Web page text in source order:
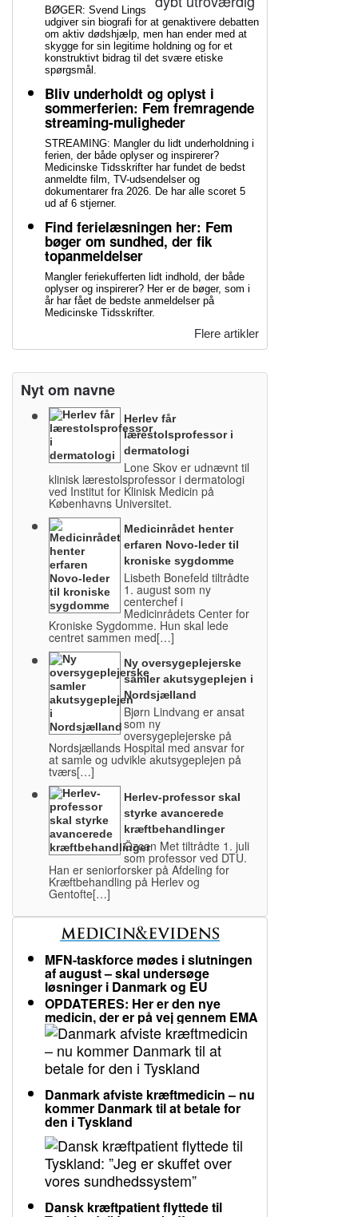
BØGER: Svend Lings
udgiver sin biografi for at genaktivere debatten
om aktiv dødshjælp, men han ender med at
skygge for sin legitime holdning og for et
konstruktivt bidrag til det svære etiske
spørgsmål.
Bliv underholdt og oplyst i
sommerferien: Fem fremragende
streaming-muligheder
STREAMING: Mangler du lidt underholdning i
ferien, der både oplyser og inspirerer?
Medicinske Tidsskrifter har fundet de bedst
anmeldte film, TV-udsendelser og
dokumentarer fra 2026. De har alle scoret 5
ud af 6 stjerner.
Find ferielæsningen her: Fem
bøger om sundhed, der fik
topanmeldelser
Mangler feriekufferten lidt indhold, der både
oplyser og inspirerer? Her er de bøger, som i
år har fået de bedste anmeldelser på
Medicinske Tidsskrifter.
Flere artikler
Nyt om navne
Herlev får
lærestolsprofessor i
dermatologi
Lone Skov er udnævnt til
klinisk lærestolsprofessor i dermatologi
ved Institut for Klinisk Medicin på
Københavns Universitet.
Medicinrådet henter
erfaren Novo-leder til
kroniske sygdomme
Lisbeth Bonefeld tiltrådte
1. august som ny
centerchef i
Medicinrådets Center for
Kroniske Sygdomme. Hun skal lede
centret sammen med[…]
Ny oversygeplejerske
samler akutsygeplejen i
Nordsjælland
Bjørn Lindvang er ansat
som ny
oversygeplejerske på
Nordsjællands Hospital med ansvar for
at samle og udvikle akutsygeplejen på
tværs[…]
Herlev-professor skal
styrke avancerede
kræftbehandlinger
Özcan Met tiltrådte 1. juli
som professor ved DTU.
Han er seniorforsker på Afdeling for
Kræftbehandling på Herlev og
Gentofte[…]
MFN-taskforce mødes i slutningen
af august – skal undersøge
løsninger i Danmark og EU
OPDATERES: Her er den nye
medicin, der er på vej gennem EMA
Danmark afviste kræftmedicin – nu
kommer Danmark til at betale for
den i Tyskland
Dansk kræftpatient flyttede til